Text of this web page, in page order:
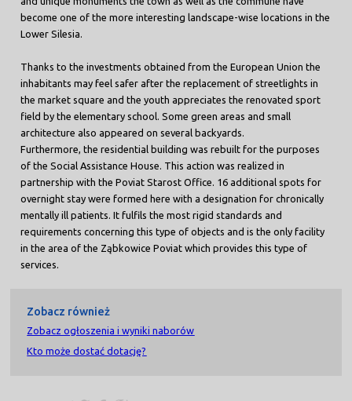
become one of the more interesting landscape-wise locations in the
Lower Silesia.
Thanks to the investments obtained from the European Union the
inhabitants may feel safer after the replacement of streetlights in
the market square and the youth appreciates the renovated sport
field by the elementary school. Some green areas and small
architecture also appeared on several backyards.
Furthermore, the residential building was rebuilt for the purposes
of the Social Assistance House. This action was realized in
partnership with the Poviat Starost Office. 16 additional spots for
overnight stay were formed here with a designation for chronically
mentally ill patients. It fulfils the most rigid standards and
requirements concerning this type of objects and is the only facility
in the area of the Ząbkowice Poviat which provides this type of
services.
Zobacz również
Zobacz ogłoszenia i wyniki naborów
Kto może dostać dotację?